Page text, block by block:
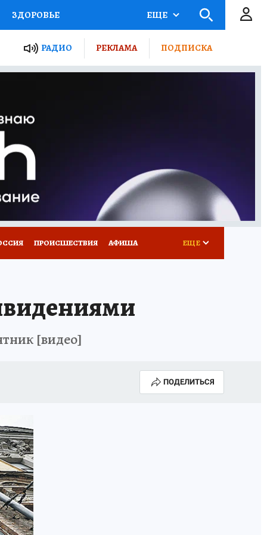
ЗДОРОВЬЕ
РОССИИ АФИША
ПУТЕВОДИТЕЛЬ
ПОТРЕБИТЕЛЯ
ЕЩЕ
РАДИО РЕКЛАМА ПОДПИСКА
ПРОИСШЕСТВИЯ АФИША ЕЩЕ
[видео]
ПОДЕЛИТЬСЯ